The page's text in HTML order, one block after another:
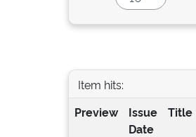
Item hits:
Preview
Issue
Date
Title